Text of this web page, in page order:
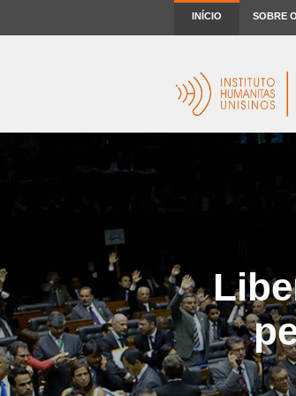
INÍCIO SOBRE